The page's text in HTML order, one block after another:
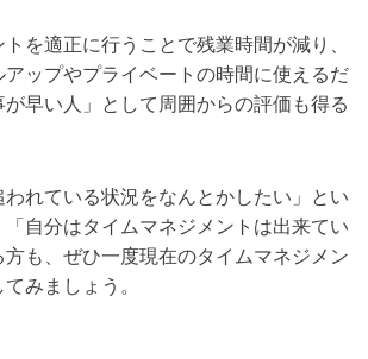
を適正に行うことで残業時間が減り、
アップやプライベートの時間に使えるだ
早い人」として周囲からの評価も得る
われている状況をなんとかしたい」とい
「自分はタイムマネジメントは出来てい
方も、ぜひ一度現在のタイムマネジメン
みましょう。